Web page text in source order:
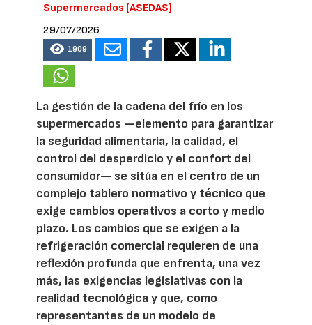
Supermercados (ASEDAS)
29/07/2026
1909
La gestión de la cadena del frío en los
supermercados —elemento para garantizar
la seguridad alimentaria, la calidad, el
control del desperdicio y el confort del
consumidor— se sitúa en el centro de un
complejo tablero normativo y técnico que
exige cambios operativos a corto y medio
plazo. Los cambios que se exigen a la
refrigeración comercial requieren de una
reflexión profunda que enfrenta, una vez
más, las exigencias legislativas con la
realidad tecnológica y que, como
representantes de un modelo de